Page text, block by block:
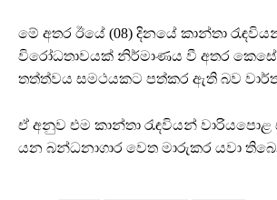
මේ අතර ඊයේ (08) දිනයේ කාන්තා
විරෝධතාවයක් නිර්මාණය වී අතර
තත්ත්වය සමථයකට පත්කර ඇති බව
ඒ අනුව එම කාන්තා රැඳවියන්
යන බන්ධනාගාර වෙත මාරුකර යවා